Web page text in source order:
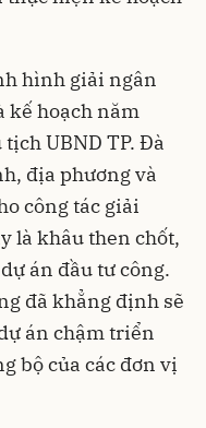
hình giải ngân
kế hoạch năm
UBND TP. Đà
địa phương và
công tác giải
là khâu then chốt,
án đầu tư công.
đã khẳng định sẽ
án chậm triển
bộ của các đơn vị